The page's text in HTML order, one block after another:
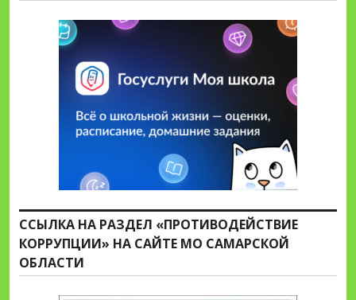
ССЫЛКА НА РАЗДЕЛ «ПРОТИВОДЕЙСТВИЕ
КОРРУПЦИИ» НА САЙТЕ МО САМАРСКОЙ
ОБЛАСТИ